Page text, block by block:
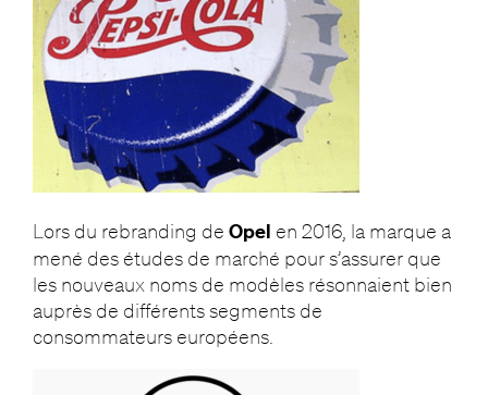
Lors du rebranding de Opel en 2016, la marque a
mené des études de marché pour s’assurer que
les nouveaux noms de modèles résonnaient bien
auprès de différents segments de
consommateurs européens.